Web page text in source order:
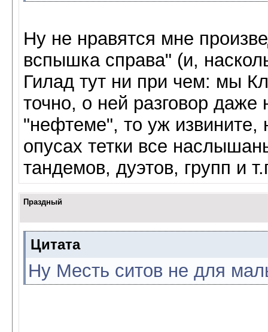
Ну не нравятся мне
вспышка справа" (и,
Гилад тут ни при чем: мы
точно, о ней разговор даже
"нефтеме", то уж извините,
опусах тетки все
тандемов, дуэтов, групп и
Праздный
Цитата
Ну Месть ситов не для